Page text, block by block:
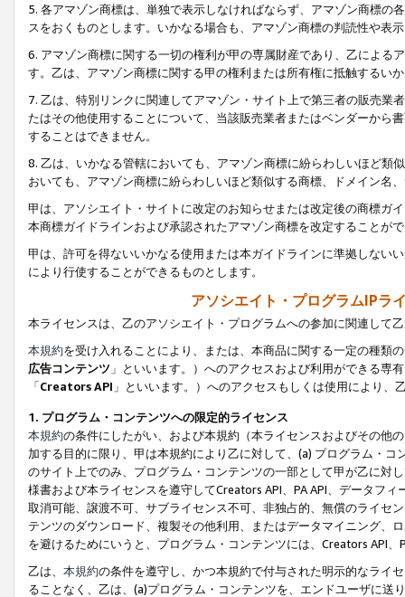
5. 各アマゾン商標は、単独で表示しなければならず、アマゾン商標
スをおくものとします。いかなる場合も、アマゾン商標の判読性や表
6. アマゾン商標に関する一切の権利が甲の専属財産であり、乙による
す。乙は、アマゾン商標に関する甲の権利または所有権に抵触するい
7. 乙は、特別リンクに関連してアマゾン・サイト上で第三者の販売
たはその他使用することについて、当該販売業者またはベンダーから
することはできません。
8. 乙は、いかなる管轄においても、アマゾン商標に紛らわしいほど類
おいても、アマゾン商標に紛らわしいほど類似する商標、ドメイン名
甲は、アソシエイト・サイトに改定のお知らせまたは改定後の商標ガ
本商標ガイドラインおよび承認されたアマゾン商標を改定することが
甲は、許可を得ないいかなる使用または本ガイドラインに準拠しない
により行使することができるものとします。
アソシエイト・プログラムIPラ
本ライセンスは、乙のアソシエイト・プログラムへの参加に関連して
本規約を受け入れることにより、または、本商品に関する一定の種類
広告コンテンツ 」といいます。）へのアクセスおよび利用ができる専
「Creators API 」といいます。）へのアクセスもしくは使用により
1. プログラム・コンテンツへの限定的ライセンス
本規約の条件にしたがい、および本規約（本ライセンスおよびその他
加する目的に限り、甲は本規約により乙に対して、(a) プログラム・
のサイト上でのみ、プログラム・コンテンツの一部として甲が乙に対
様書および本ライセンスを遵守してCreators API、PA API、データフ
取消可能、譲渡不可、サブライセンス不可、非独占的、無償のライセ
テンツのダウンロード、複製その他利用、またはデータマイニング、
を避けるためにいうと、プログラム・コンテンツには、Creators API
乙は、 本規約の条件を遵守し、かつ本規約で付与された明示的なライ
ることなく、乙は、(a)プログラム・コンテンツを、エンドユーザに